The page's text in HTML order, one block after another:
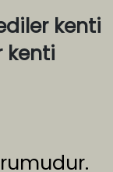
kenti
kenti